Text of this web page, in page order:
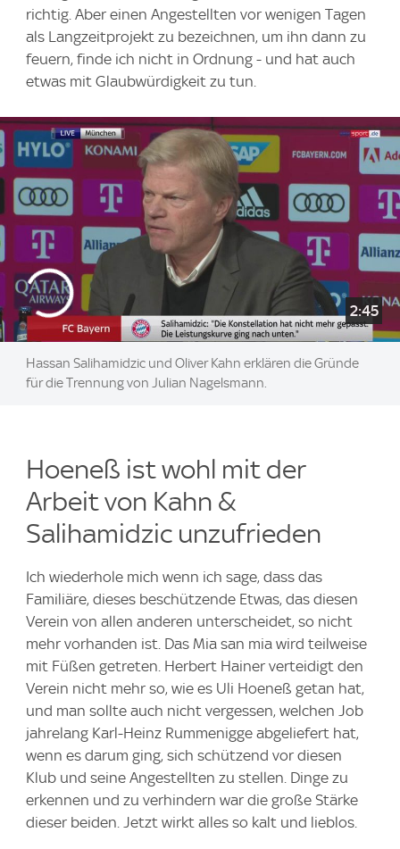
richtig. Aber einen Angestellten vor wenigen Tagen
als Langzeitprojekt zu bezeichnen, um ihn dann zu
feuern, finde ich nicht in Ordnung - und hat auch
etwas mit Glaubwürdigkeit zu tun.
2:45
Hassan Salihamidzic und Oliver Kahn erklären die Gründe
für die Trennung von Julian Nagelsmann.
Hoeneß ist wohl mit der
Arbeit von Kahn &
Salihamidzic unzufrieden
Ich wiederhole mich wenn ich sage, dass das
Familiäre, dieses beschützende Etwas, das diesen
Verein von allen anderen unterscheidet, so nicht
mehr vorhanden ist. Das Mia san mia wird teilweise
mit Füßen getreten. Herbert Hainer verteidigt den
Verein nicht mehr so, wie es Uli Hoeneß getan hat,
und man sollte auch nicht vergessen, welchen Job
jahrelang Karl-Heinz Rummenigge abgeliefert hat,
wenn es darum ging, sich schützend vor diesen
Klub und seine Angestellten zu stellen. Dinge zu
erkennen und zu verhindern war die große Stärke
dieser beiden. Jetzt wirkt alles so kalt und lieblos.